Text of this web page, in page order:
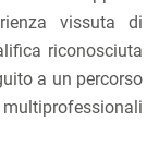
vissuta di
riconosciuta
a un percorso